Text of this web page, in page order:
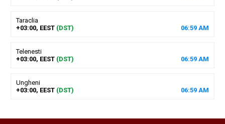
Taraclia
+03:00, EEST (DST) 06:59 AM
Telenesti
+03:00, EEST (DST) 06:59 AM
Ungheni
+03:00, EEST (DST) 06:59 AM